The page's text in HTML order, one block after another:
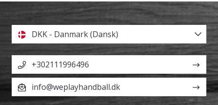
DKK - Danmark (Dansk)
+302111996496
info@weplayhandball.dk